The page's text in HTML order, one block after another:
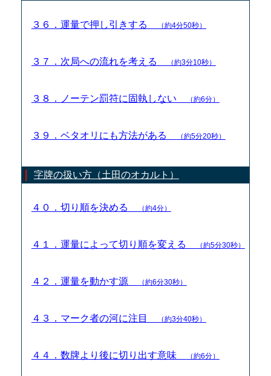
３６．運量で押し引きする （約4分50秒）
３７．次局への流れを考える （約3分10秒）
３８．ノーテン罰符に固執しない （約6分）
３９．ベタオリにも方法がある （約5分20秒）
字牌の扱い方（土田のオカルト）
４０．切り順を決める （約4分）
４１．運量によって切り順を変える （約5分30秒）
４２．運量を動かす源 （約6分30秒）
４３．マーク者の河に注目 （約3分40秒）
４４．数牌より後に切り出す意味 （約6分）